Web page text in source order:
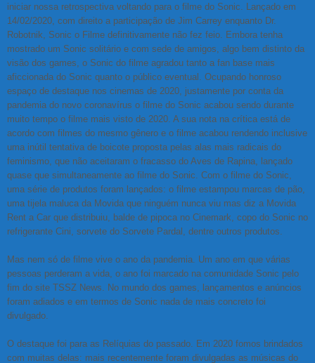
iniciar nossa retrospectiva voltando para o filme do Sonic. Lançado em
14/02/2020, com direito a participação de Jim Carrey enquanto Dr.
Robotnik, Sonic o Filme definitivamente não fez feio. Embora tenha
mostrado um Sonic solitário e com sede de amigos, algo bem distinto da
visão dos games, o Sonic do filme agradou tanto a fan base mais
aficcionada do Sonic quanto o público eventual. Ocupando honroso
espaço de destaque nos cinemas de 2020, justamente por conta da
pandemia do novo coronavírus o filme do Sonic acabou sendo durante
muito tempo o filme mais visto de 2020. A sua nota na crítica está de
acordo com filmes do mesmo gênero e o filme acabou rendendo inclusive
uma inútil tentativa de boicote proposta pelas alas mais radicais do
feminismo, que não aceitaram o fracasso do Aves de Rapina, lançado
quase que simultaneamente ao filme do Sonic. Com o filme do Sonic,
uma série de produtos foram lançados: o filme estampou marcas de pão,
uma tijela maluca da Movida que ninguém nunca viu mas diz a Movida
Rent a Car que distribuiu, balde de pipoca no Cinemark, copo do Sonic no
refrigerante Cini, sorvete do Sorvete Pardal, dentre outros produtos.
Mas nem só de filme vive o ano da pandemia. Um ano em que várias
pessoas perderam a vida, o ano foi marcado na comunidade Sonic pelo
fim do site TSSZ News. No mundo dos games, lançamentos e anúncios
foram adiados e em termos de Sonic nada de mais concreto foi
divulgado.
O destaque foi para as Relíquias do passado. Em 2020 fomos brindados
com muitas delas: mais recentemente foram divulgadas as músicas do